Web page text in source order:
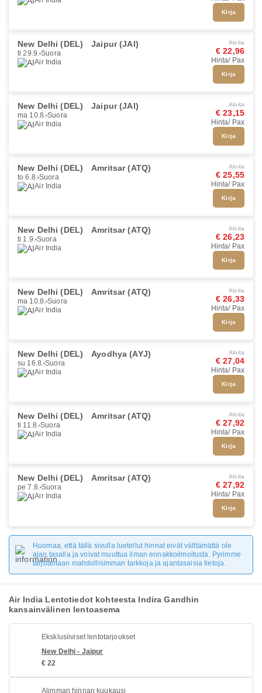
Kirja
New Delhi (DEL) Jaipur (JAI)
ti 29.9. Suora
Air India
Aloita
€ 22,96
Hinta/ Pax
Kirja
New Delhi (DEL) Jaipur (JAI)
ma 10.8. Suora
Air India
Aloita
€ 23,15
Hinta/ Pax
Kirja
New Delhi (DEL) Amritsar (ATQ)
to 6.8. Suora
Air India
Aloita
€ 25,55
Hinta/ Pax
Kirja
New Delhi (DEL) Amritsar (ATQ)
ti 1.9. Suora
Air India
Aloita
€ 26,23
Hinta/ Pax
Kirja
New Delhi (DEL) Amritsar (ATQ)
ma 10.8. Suora
Air India
Aloita
€ 26,33
Hinta/ Pax
Kirja
New Delhi (DEL) Ayodhya (AYJ)
su 16.8. Suora
Air India
Aloita
€ 27,04
Hinta/ Pax
Kirja
New Delhi (DEL) Amritsar (ATQ)
ti 11.8. Suora
Air India
Aloita
€ 27,92
Hinta/ Pax
Kirja
New Delhi (DEL) Amritsar (ATQ)
pe 7.8. Suora
Air India
Aloita
€ 27,92
Hinta/ Pax
Kirja
Huomaa, että tällä sivulla luetellut hinnat eivät välttämättä ole
ajan tasalla ja voivat muuttua ilman ennakkoilmoitusta. Pyrimme
tarjoamaan mahdollisimman tarkkoja ja ajantasaisia tietoja.
Air India Lentotiedot kohteesta Indira Gandhin
kansainvälinen lentoasema
Eksklusiiviset lentotarjoukset
New Delhi - Jaipur
€ 22
Alimman hinnan kuukausi